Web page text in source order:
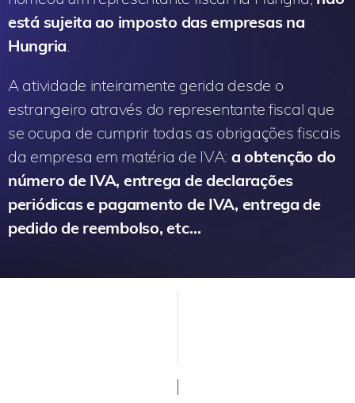
está sujeita ao imposto das empresas na
Hungria.
A atividade inteiramente gerida desde o
estrangeiro através do representante fiscal que
se ocupa de cumprir todas as obrigações fiscais
da empresa em matéria de IVA: a obtenção do
número de IVA, entrega de declarações
periódicas e pagamento de IVA, entrega de
pedido de reembolso, etc…